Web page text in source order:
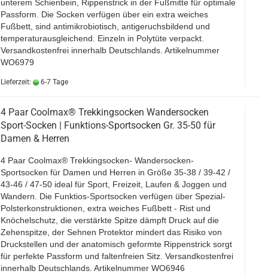
unterem Schienbein, Rippenstrick in der Fußmitte für optimale
Passform. Die Socken verfügen über ein extra weiches
Fußbett, sind antimikrobiotisch, antigeruchsbildend und
temperaturausgleichend. Einzeln in Polytüte verpackt.
Versandkostenfrei innerhalb Deutschlands. Artikelnummer
WO6979
Lieferzeit: 6-7 Tage
4 Paar Coolmax® Trekkingsocken Wandersocken
Sport-Socken | Funktions-Sportsocken Gr. 35-50 für
Damen & Herren
4 Paar Coolmax® Trekkingsocken- Wandersocken-
Sportsocken für Damen und Herren in Größe 35-38 / 39-42 /
43-46 / 47-50 ideal für Sport, Freizeit, Laufen & Joggen und
Wandern. Die Funktios-Sportsocken verfügen über Spezial-
Polsterkonstruktionen, extra weiches Fußbett - Rist und
Knöchelschutz, die verstärkte Spitze dämpft Druck auf die
Zehenspitze, der Sehnen Protektor mindert das Risiko von
Druckstellen und der anatomisch geformte Rippenstrick sorgt
für perfekte Passform und faltenfreien Sitz. Versandkostenfrei
innerhalb Deutschlands. Artikelnummer WO6946